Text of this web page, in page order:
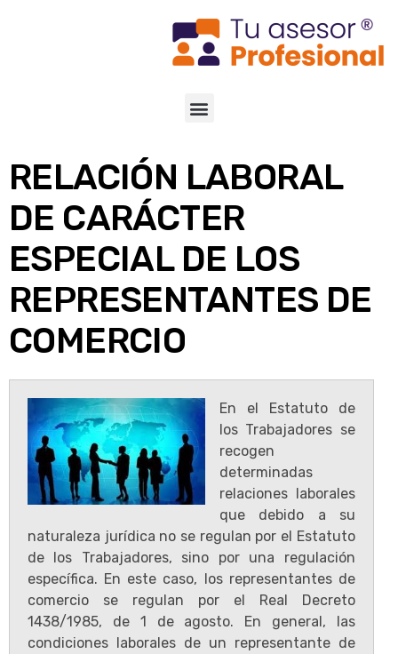
RELACIÓN LABORAL
DE CARÁCTER
ESPECIAL DE LOS
REPRESENTANTES DE
COMERCIO
En el Estatuto de
los Trabajadores se
recogen
determinadas
relaciones laborales
que debido a su
naturaleza jurídica no se regulan por el Estatuto
de los Trabajadores, sino por una regulación
específica. En este caso, los representantes de
comercio se regulan por el Real Decreto
1438/1985, de 1 de agosto. En general, las
condiciones laborales de un representante de